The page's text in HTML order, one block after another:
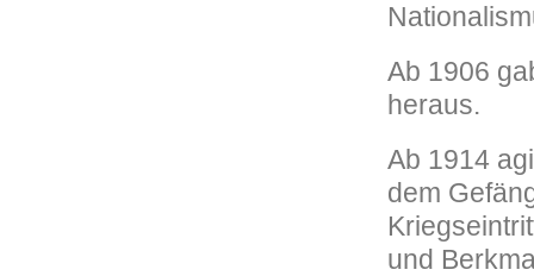
Ab 1906
heraus.
Ab 1914
dem
und